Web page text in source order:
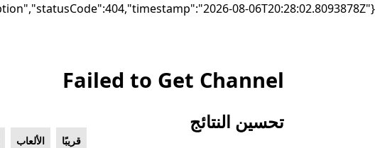
{"failure":"DependencyException","statusCode":404,"timestamp":"2026-08-06T20:28:02.8093878Z"}
إدراج Microsoft.com
Failed to Get Channel
تحسين النتائج
قسم تخطي تحسين النتائج ‏‏قريبًا الألعاب